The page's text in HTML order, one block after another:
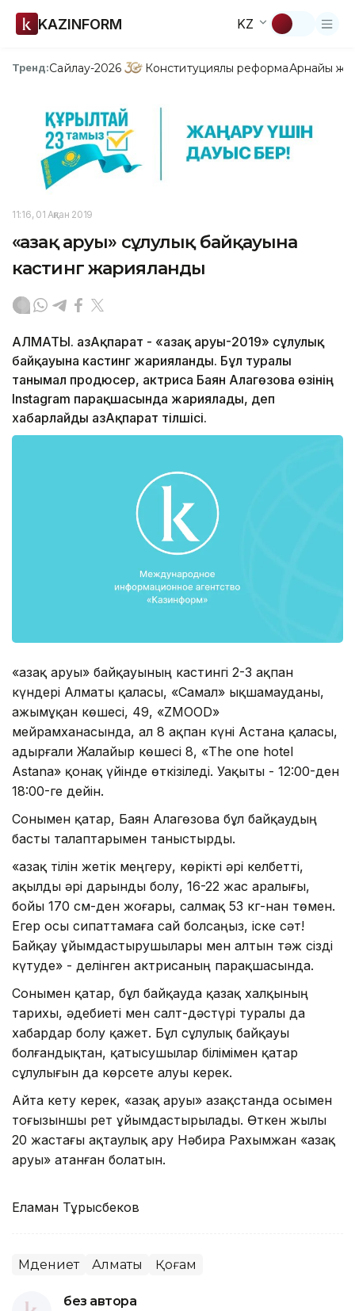
KAZINFORM KZ
Тренд:Сайлау-2026 Конституциялық реформаАрнайы
11:16, 01 Ақпан 2019
«Қазақ аруы» сұлулық байқауына
кастинг жарияланды
АЛМАТЫ. ҚазАқпарат - «Қазақ аруы-2019» сұлулық
байқауына кастинг жарияланды. Бұл туралы
танымал продюсер, актриса Баян Алагөзова өзінің
Instagram парақшасында жариялады, деп
xабарлайды ҚазАқпарат тілшісі.
«Қазақ аруы» байқауының кастингі 2-3 ақпан
күндері Алматы қаласы, «Самал» ықшамауданы,
Қажымұқан көшесі, 49, «ZMOOD»
мейрамxанасында, ал 8 ақпан күні Астана қаласы,
Қадырғали Жалайыр көшесі 8, «The one hotel
Astana» қонақ үйінде өткізіледі. Уақыты - 12:00-ден
18:00-ге дейін.
Сонымен қатар, Баян Алагөзова бұл байқаудың
басты талаптарымен таныстырды.
«Қазақ тілін жетік меңгеру, көрікті әрі келбетті,
ақылды әрі дарынды болу, 16-22 жас аралығы,
бойы 170 см-ден жоғары, салмақ 53 кг-нан төмен.
Егер осы сипаттамаға сай болсаңыз, іске сәт!
Байқау ұйымдастырушылары мен алтын тәж сізді
күтуде» - делінген актрисаның парақшасында.
Сонымен қатар, бұл байқауда қазақ халқының
тарихы, әдебиеті мен салт-дәстүрі туралы да
хабардар болу қажет. Бұл сұлулық байқауы
болғандықтан, қатысушылар білімімен қатар
сұлулығын да көрсете алуы керек.
Айта кету керек, «Қазақ аруы» Қазақстанда осымен
тоғызыншы рет ұйымдастырылады. Өткен жылы
20 жастағы ақтаулық ару Нәбира Рахымжан «Қазақ
аруы» атанған болатын.
Еламан Тұрысбеков
Мәдениет Алматы Қоғам
без автора